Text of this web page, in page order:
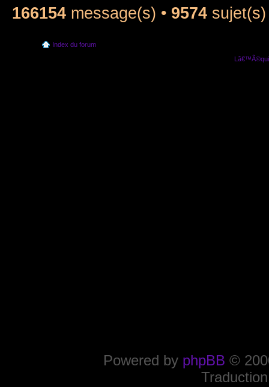
166154 message(s) • 9574
Index du forum
Powered by phpBB ©